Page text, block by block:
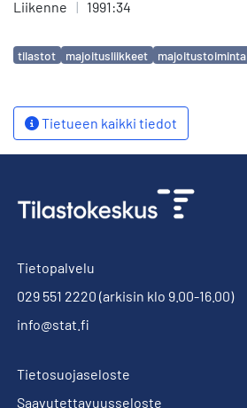
Liikenne | 1991:34
Avainsanat
tilastot majoitusliikkeet majoitustoiminta
Tietueen kaikki tiedot
Tietopalvelu
029 551 2220 (arkisin klo 9.00-16.00)
info@stat.fi
Tietosuojaseloste
Saavutettavuusseloste